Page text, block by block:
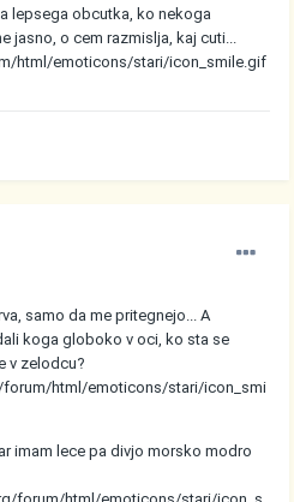
lepsega obcutka, ko nekoga
o cem razmislja, kaj cuti...
html/emoticons/stari/icon_smile.gif
samo da me pritegnejo... A
koga globoko v oci, ko sta se
v zelodcu?
html/emoticons/stari/icon_smi
imam lece pa divjo morsko modro